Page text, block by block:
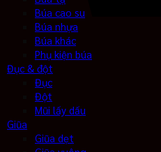
Búa cao su
Búa nhựa
Búa khác
Phụ kiện búa
Đục & đột
Đục
Đột
Mũi lấy dấu
Giũa
Giũa dẹt